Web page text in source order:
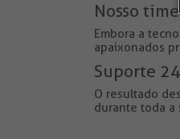
Nosso time
Embora a
apaixonados
Suporte
O resultado
durante toda a